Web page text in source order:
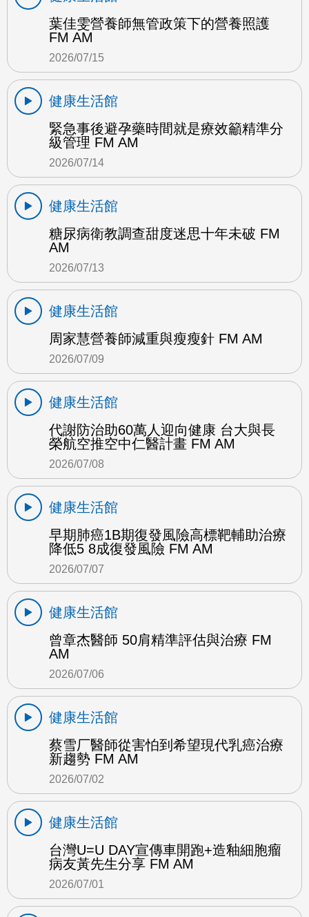
葉佳雯營養師無管政策下的營養照護
FM AM
2026/07/15
健康生活館
緊急事後避孕藥時間就是療效籲精準分
級管理 FM AM
2026/07/14
健康生活館
糖尿病衛教調查甜度迷思十年未破 FM
AM
2026/07/13
健康生活館
周家慧營養師減重與瘦瘦針 FM AM
2026/07/09
健康生活館
代謝防治助60萬人迎向健康 台大與長
榮航空推空中仁醫計畫 FM AM
2026/07/08
健康生活館
早期肺癌1B期復發風險高標靶輔助治療
降低5 8成復發風險 FM AM
2026/07/07
健康生活館
曾章杰醫師 50肩精準評估與治療 FM
AM
2026/07/06
健康生活館
蔡雪厂醫師從害怕到希望現代乳癌治療
新趨勢 FM AM
2026/07/02
健康生活館
台灣U=U DAY宣傳車開跑+造釉細胞瘤
病友黃先生分享 FM AM
2026/07/01